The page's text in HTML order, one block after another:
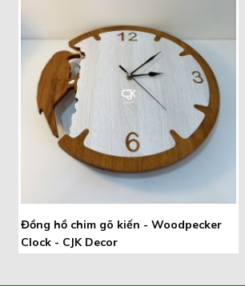
Đồng hồ chim gõ kiến - Woodpecker
Clock - CJK Decor